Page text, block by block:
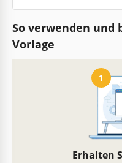
So verwenden und
Vorlage
1
Erhalten